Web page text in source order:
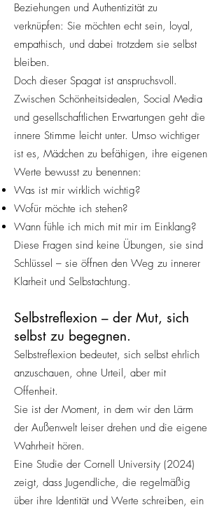
Beziehungen und Authentizität zu
verknüpfen: Sie möchten echt sein, loyal,
empathisch, und dabei trotzdem sie selbst
bleiben.
Doch dieser Spagat ist anspruchsvoll.
Zwischen Schönheitsidealen, Social Media
und gesellschaftlichen Erwartungen geht die
innere Stimme leicht unter. Umso wichtiger
ist es, Mädchen zu befähigen, ihre eigenen
Werte bewusst zu benennen:
Was ist mir wirklich wichtig?
Wofür möchte ich stehen?
Wann fühle ich mich mit mir im Einklang?
Diese Fragen sind keine Übungen, sie sind
Schlüssel – sie öffnen den Weg zu innerer
Klarheit und Selbstachtung.
Selbstreflexion – der Mut, sich
selbst zu begegnen.
Selbstreflexion bedeutet, sich selbst ehrlich
anzuschauen, ohne Urteil, aber mit
Offenheit.
Sie ist der Moment, in dem wir den Lärm
der Außenwelt leiser drehen und die eigene
Wahrheit hören.
Eine Studie der Cornell University (2024)
zeigt, dass Jugendliche, die regelmäßig
über ihre Identität und Werte schreiben, ein